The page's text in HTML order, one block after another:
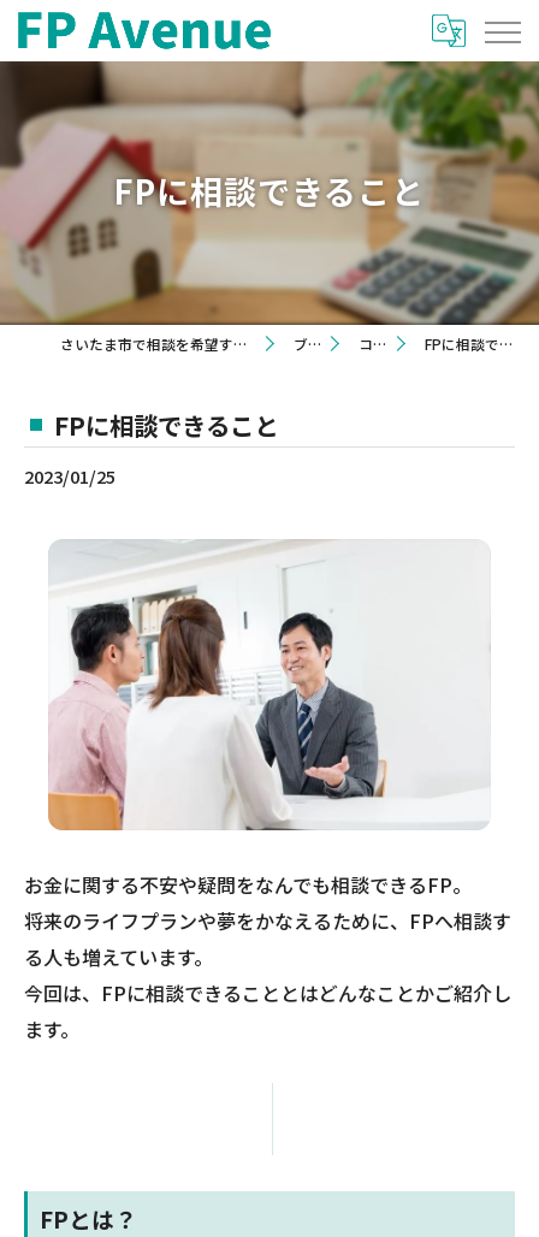
FPに相談できること
さいたま市で相談を希望するならFP Avenue ブログ コラム FPに相談できること
FPに相談できること
2023/01/25
お金に関する不安や疑問をなんでも相談できるFP。
将来のライフプランや夢をかなえるために、FPへ相談す
る人も増えています。
今回は、FPに相談できることとはどんなことかご紹介し
ます。
FPとは？